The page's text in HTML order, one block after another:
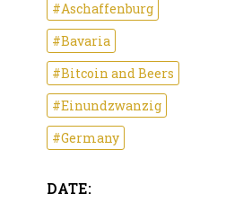
#Aschaffenburg
#Bavaria
#Bitcoin and Beers
#Einundzwanzig
#Germany
DATE: